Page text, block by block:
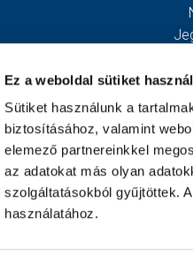
Ez a weboldal sütiket
Sütiket használunk a
biztosításához, valamint
elemező partnereinkkel
az adatokat más olyan
szolgáltatásokból gyűjtöttek.
használatához.